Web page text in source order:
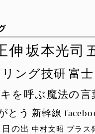
伸 坂本光司
ング技研 富
を呼ぶ魔法の言
とう 新幹線
日の出 中村文昭 プラス